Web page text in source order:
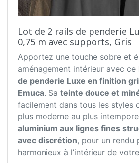
Lot de 2 rails de penderie
0,75 m avec supports, Gris
Apportez une touche sobre et
aménagement intérieur avec ce
de penderie Luxe en finition
Emuca. Sa teinte douce et
facilement dans tous les styles
plus moderne au plus
aluminium aux lignes fines
avec discrétion, pour un rendu
harmonieux à l’intérieur de